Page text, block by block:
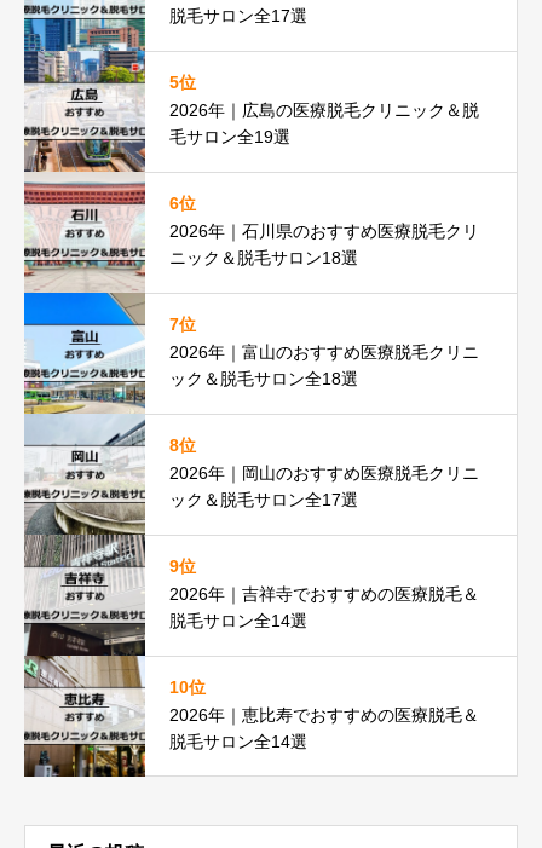
脱毛サロン全17選
5位
2026年｜広島の医療脱毛クリニック＆脱
毛サロン全19選
6位
2026年｜石川県のおすすめ医療脱毛クリ
ニック＆脱毛サロン18選
7位
2026年｜富山のおすすめ医療脱毛クリニ
ック＆脱毛サロン全18選
8位
2026年｜岡山のおすすめ医療脱毛クリニ
ック＆脱毛サロン全17選
9位
2026年｜吉祥寺でおすすめの医療脱毛＆
脱毛サロン全14選
10位
2026年｜恵比寿でおすすめの医療脱毛＆
脱毛サロン全14選